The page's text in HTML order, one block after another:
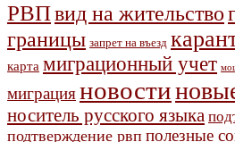
РВПвид на жительство
границы запрет на въезд
карта миграционный учет
миграцияновости
носитель русского языка
подтверждение рвп полезные